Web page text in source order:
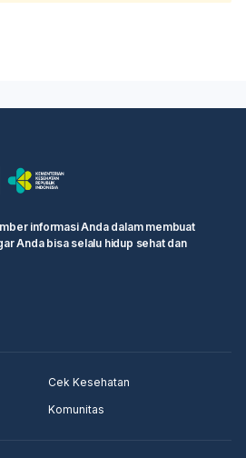
informasi Anda dalam membuat
Anda bisa selalu hidup sehat dan
Cek Kesehatan
Komunitas